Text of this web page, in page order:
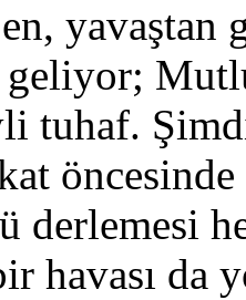
yavaştan
geliyor;
tuhaf.
derlemesi
havası da